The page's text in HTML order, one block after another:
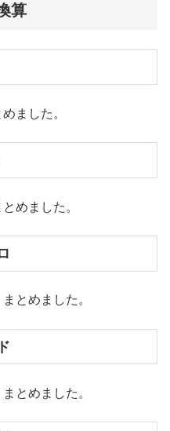
算
ました。
めました。
とめました。
とめました。